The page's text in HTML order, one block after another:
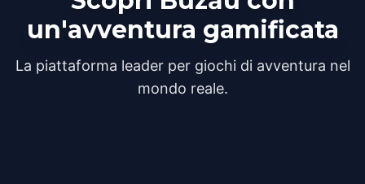
un'avventura gamificata
La piattaforma leader per giochi di avventura nel
mondo reale.